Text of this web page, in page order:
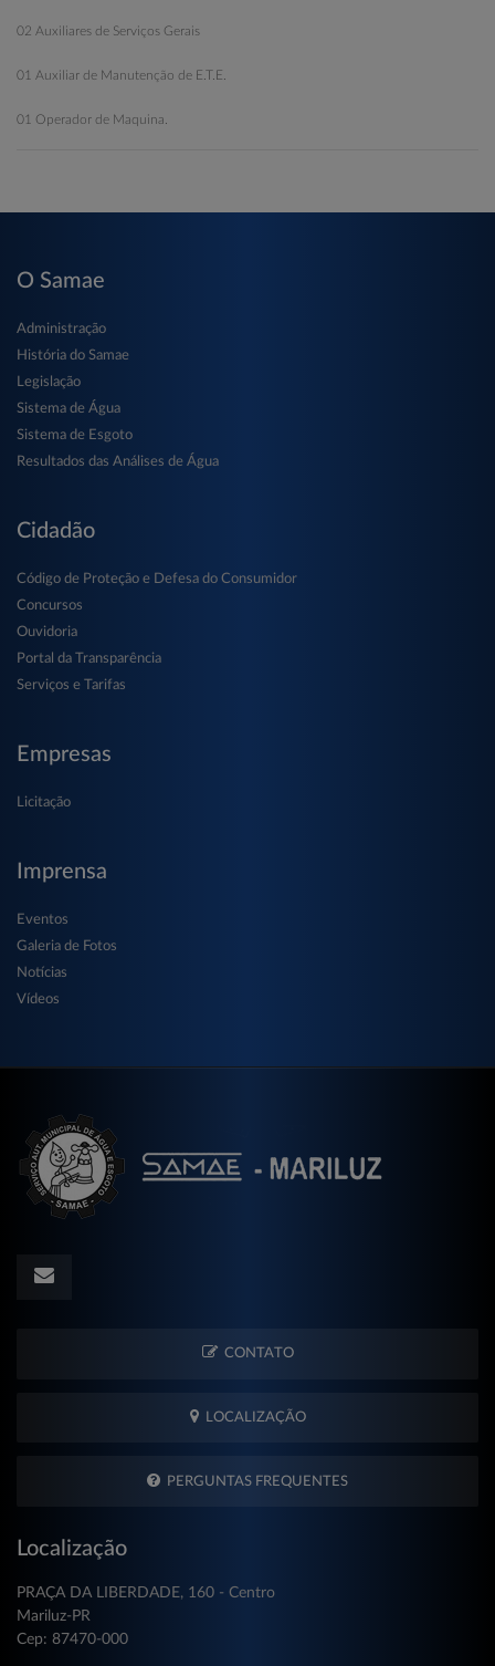
02 Auxiliares de Serviços Gerais
01 Auxiliar de Manutenção de E.T.E.
01 Operador de Maquina.
O Samae
Administração
História do Samae
Legislação
Sistema de Água
Sistema de Esgoto
Resultados das Análises de Água
Cidadão
Código de Proteção e Defesa do Consumidor
Concursos
Ouvidoria
Portal da Transparência
Serviços e Tarifas
Empresas
Licitação
Imprensa
Eventos
Galeria de Fotos
Notícias
Vídeos
CONTATO
LOCALIZAÇÃO
PERGUNTAS FREQUENTES
Localização
PRAÇA DA LIBERDADE, 160 - Centro
Mariluz-PR
Cep: 87470-000